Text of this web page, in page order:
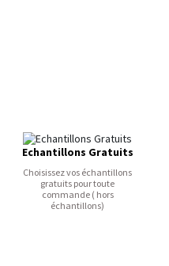
Echantillons Gratuits
Choisissez vos échantillons
gratuits pour toute
commande ( hors
échantillons)